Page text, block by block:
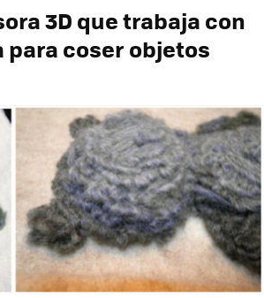
3D que trabaja con
para coser objetos